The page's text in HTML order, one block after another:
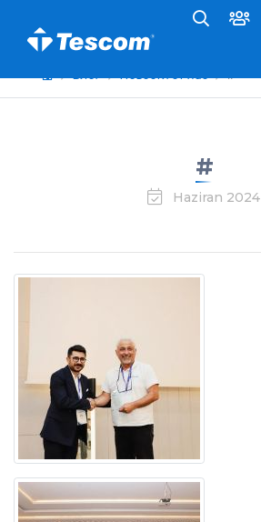
Блог Новости от нас #
#
Haziran 2024